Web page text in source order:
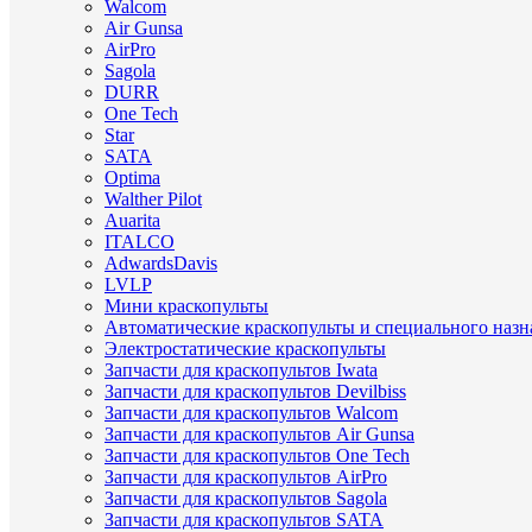
Walcom
Air Gunsa
AirPro
Sagola
DURR
One Tech
Star
SATA
Optima
Walther Pilot
Auarita
ITALCO
AdwardsDavis
LVLP
Мини краскопульты
Автоматические краскопульты и специального
Электростатические краскопульты
Запчасти для краскопультов Iwata
Запчасти для краскопультов Devilbiss
Запчасти для краскопультов Walcom
Запчасти для краскопультов Air Gunsa
Запчасти для краскопультов One Tech
Запчасти для краскопультов AirPro
Запчасти для краскопультов Sagola
Запчасти для краскопультов SATA